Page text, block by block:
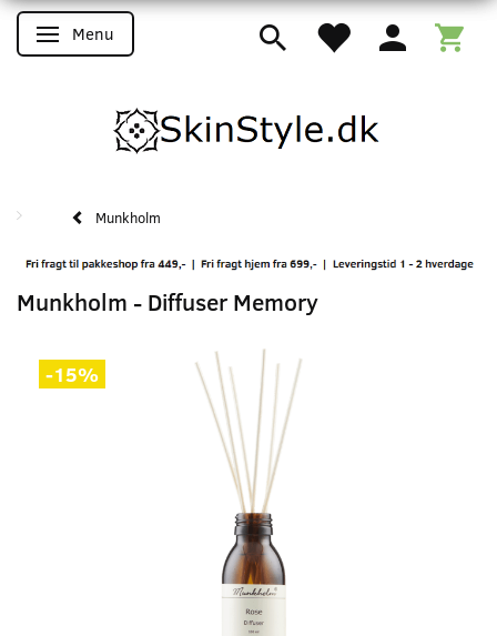
Skifte navigation
Menu
Munkholm
Munkholm - Diffuser Memory
-15%